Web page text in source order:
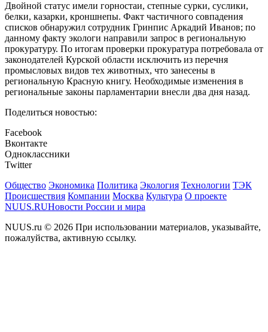
Двойной статус имели горностаи, степные сурки, суслики,
белки, казарки, кроншнепы. Факт частичного совпадения
списков обнаружил сотрудник Гринпис Аркадий Иванов; по
данному факту экологи направили запрос в региональную
прокуратуру. По итогам проверки прокуратура потребовала от
законодателей Курской области исключить из перечня
промысловых видов тех животных, что занесены в
региональную Красную книгу. Необходимые изменения в
региональные законы парламентарии внесли два дня назад.
Поделиться новостью:
Facebook
Вконтакте
Одноклассники
Twitter
Общество Экономика Политика Экология Технологии ТЭК
Происшествия Компании Москва Культура О проекте
NUUS.RUНовости России и мира
NUUS.ru © 2026 При использовании материалов, указывайте,
пожалуйства, активную ссылку.